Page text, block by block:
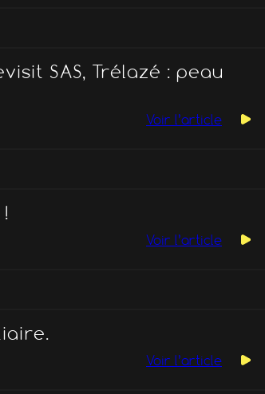
SAS, Trélazé : peau
Voir l’article
Voir l’article
Voir l’article